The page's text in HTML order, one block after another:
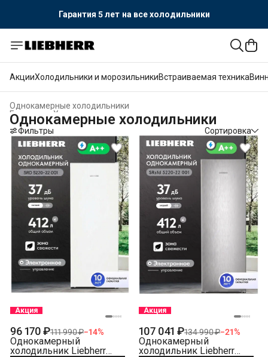
Гарантия 5 лет на все холодильники
Официальный поставщик LIEBHERR
на все холодильники
АкцииХолодильники и морозильникиВстраиваемая техника
Однокамерные холодильники
Холодильники и морозильники
Главная
Однокамерные холодильники
Фильтры Сортировка
Акция
96 170 ₽111 990 ₽−14%
Однокамерный
холодильник Liebherr
Акция
107 041 ₽134 990 ₽−21%
Однокамерный
холодильник Liebherr